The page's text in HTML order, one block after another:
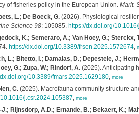
of fisheries policy in the European Union. Marit.
L.; De Boeck, G.(2026). Physiological
Science 98: 105085. https://dx.doi.org/
K.; Semeraro, A.; Van Hoey, G.; Sterckx,
https://dx.doi.org/10.3389/frsen.2025.1572674,
L.; Bitetto, I.; Damalas, D.; Depestele, J.;
G.; Zupa, W.; Rindorf, A.(2025). Anticipating
10.3389/fmars.2025.1629180, more
C.(2025). Macrofauna community structure
j.csr.2024.105387, more
J.; Rijnsdorp, A.D.; Ernande, B.; Bekaert, K.;